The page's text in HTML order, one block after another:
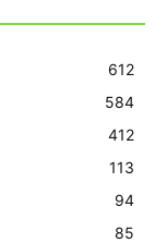
612
584
412
113
94
85